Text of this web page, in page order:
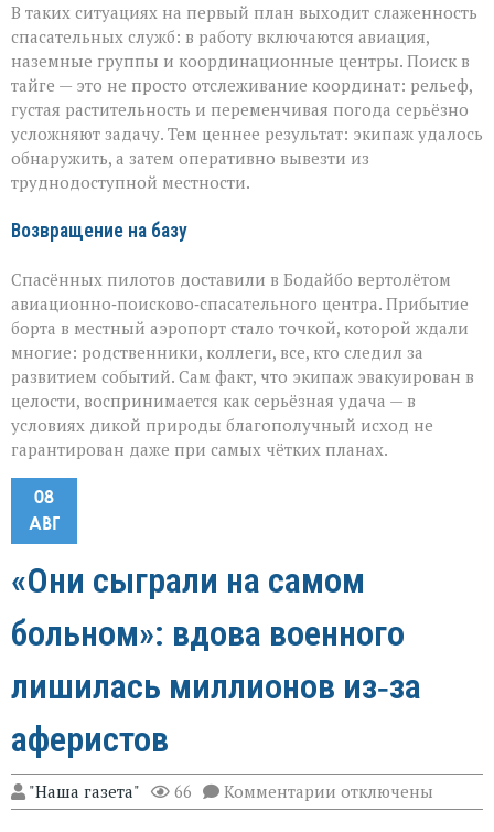
В таких ситуациях на первый план выходит слаженность
спасательных служб: в работу включаются авиация,
наземные группы и координационные центры. Поиск в
тайге — это не просто отслеживание координат: рельеф,
густая растительность и переменчивая погода серьёзно
усложняют задачу. Тем ценнее результат: экипаж удалось
обнаружить, а затем оперативно вывезти из
труднодоступной местности.
Возвращение на базу
Спасённых пилотов доставили в Бодайбо вертолётом
авиационно‑поисково‑спасательного центра. Прибытие
борта в местный аэропорт стало точкой, которой ждали
многие: родственники, коллеги, все, кто следил за
развитием событий. Сам факт, что экипаж эвакуирован в
целости, воспринимается как серьёзная удача — в
условиях дикой природы благополучный исход не
гарантирован даже при самых чётких планах.
08
АВГ
«Они сыграли на самом
больном»: вдова военного
лишилась миллионов из‑за
аферистов
"Наша газета" 66 Комментарии к
записи
отключены